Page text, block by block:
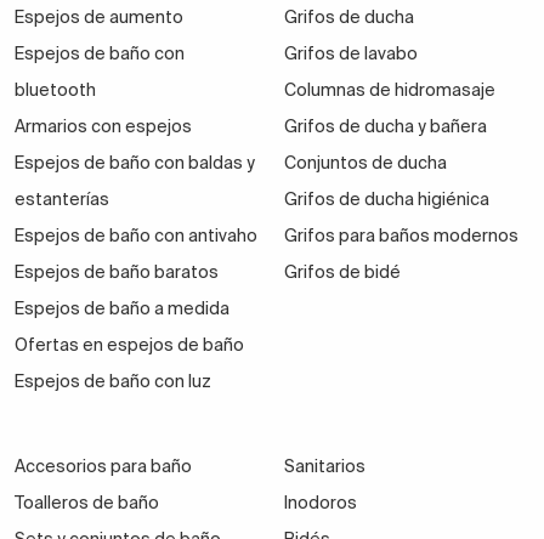
Espejos de aumento
Espejos de baño con
bluetooth
Armarios con espejos
Espejos de baño con baldas y
estanterías
Espejos de baño con antivaho
Espejos de baño baratos
Espejos de baño a medida
Ofertas en espejos de baño
Espejos de baño con luz
Grifos de ducha
Grifos de lavabo
Columnas de hidromasaje
Grifos de ducha y bañera
Conjuntos de ducha
Grifos de ducha higiénica
Grifos para baños modernos
Grifos de bidé
Accesorios para baño
Toalleros de baño
Sanitarios
Inodoros